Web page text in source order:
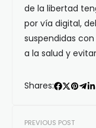
de la libertad
por vía digital,
suspendidas
a la salud y
Shares:
PREVIOUS POST